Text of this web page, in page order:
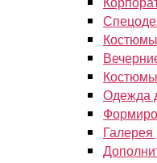
Одежда
Галерея